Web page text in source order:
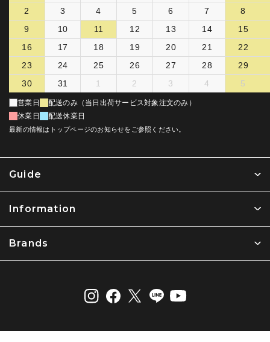
Guide
Information
Brands
2
3 4 5 6 7
8
9
10 11 12 13 14
15
16
17 18 19 20 21
22
23
24 25 26 27 28
29
30
31 1 2 3 4 5
営業日
配送のみ（当日出荷サービス対象注文のみ）
休業日
配送休業日
最新の情報はトップページのお知らせをご参照ください。